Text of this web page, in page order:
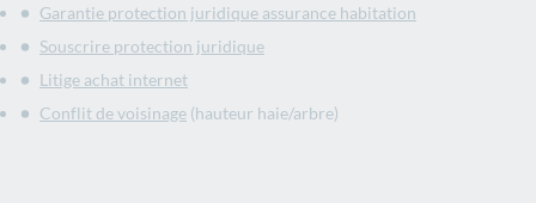
Garantie protection juridique assurance habitation
Souscrire protection juridique
Litige achat internet
Conflit de voisinage (hauteur haie/arbre)